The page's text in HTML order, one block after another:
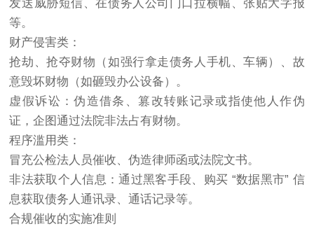
发送威胁短信、在债务人公司门口拉横幅、张贴大字报
等。
财产侵害类：
抢劫、抢夺财物（如强行拿走债务人手机、车辆）、故
意毁坏财物（如砸毁办公设备）。
虚假诉讼：伪造借条、篡改转账记录或指使他人作伪
证，企图通过法院非法占有财物。
程序滥用类：
冒充公检法人员催收、伪造律师函或法院文书。
非法获取个人信息：通过黑客手段、购买 “数据黑市” 信
息获取债务人通讯录、通话记录等。
合规催收的实施准则